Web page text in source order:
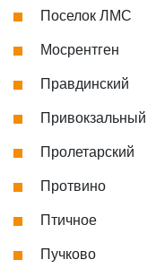
Поселок ЛМС
Мосрентген
Правдинский
Привокзальный
Пролетарский
Протвино
Птичное
Пучково